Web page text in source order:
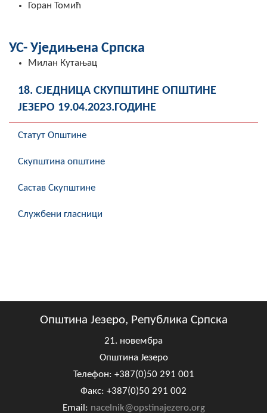
Горан Томић
УС- Уједињена Српска
Милан Кутањац
18. СЈЕДНИЦА СКУПШТИНЕ ОПШТИНЕ
ЈЕЗЕРО 19.04.2023.ГОДИНЕ
Статут Општине
Скупштина општине
Састав Скупштине
Службени гласници
Општина Језеро, Република Српска
21. новембра
Општина Језеро
Телефон: +387(0)50 291 001
Факс: +387(0)50 291 002
Email: nacelnik@opstinajezero.org